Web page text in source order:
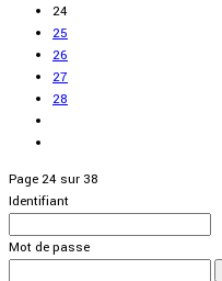
24
25
26
27
28
Page 24 sur 38
Identifiant
Mot de passe